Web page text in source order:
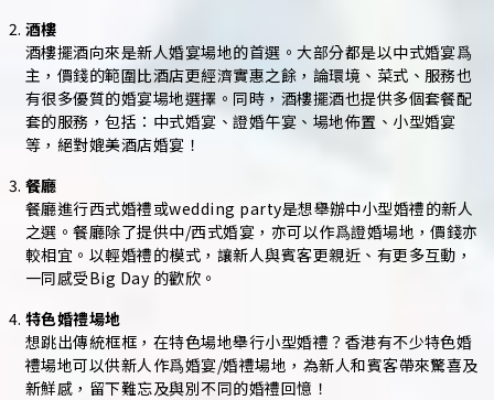
酒樓
酒樓擺酒向來是新人婚宴場地的首選。大部分都是以中式婚宴爲
主，價錢的範圍比酒店更經濟實惠之餘，論環境、菜式、服務也
有很多優質的婚宴場地選擇。同時，酒樓擺酒也提供多個套餐配
套的服務，包括：中式婚宴、證婚午宴、場地佈置、小型婚宴
等，絕對媲美酒店婚宴！
餐廳
餐廳進行西式婚禮或wedding party是想舉辦中小型婚禮的新人
之選。餐廳除了提供中/西式婚宴，亦可以作爲證婚場地，價錢亦
較相宜。以輕婚禮的模式，讓新人與賓客更親近、有更多互動，
一同感受Big Day 的歡欣。
特色婚禮場地
想跳出傳統框框，在特色場地舉行小型婚禮？香港有不少特色婚
禮場地可以供新人作爲婚宴/婚禮場地，為新人和賓客帶來驚喜及
新鮮感，留下難忘及與別不同的婚禮回憶！